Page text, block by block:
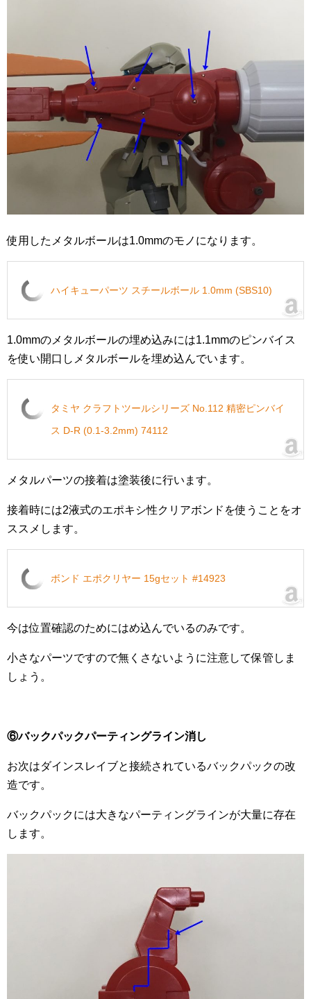
使用したメタルボールは1.0mmのモノになります。
ハイキューパーツ スチールボール 1.0mm (SBS10)
1.0mmのメタルボールの埋め込みには1.1mmのピンバイス
を使い開口しメタルボールを埋め込んでいます。
タミヤ クラフトツールシリーズ No.112 精密ピンバイ
ス D-R (0.1-3.2mm) 74112
メタルパーツの接着は塗装後に行います。
接着時には2液式のエポキシ性クリアボンドを使うことをオ
ススメします。
ボンド エポクリヤー 15gセット #14923
今は位置確認のためにはめ込んでいるのみです。
小さなパーツですので無くさないように注意して保管しま
しょう。
⑥バックパックパーティングライン消し
お次はダインスレイブと接続されているバックパックの改
造です。
バックパックには大きなパーティングラインが大量に存在
します。